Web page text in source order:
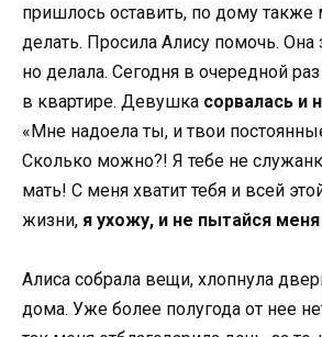
пришлось оставить, по дому также
делать. Просила Алису помочь. Она
но делала. Сегодня в очередной
в квартире. Девушка сорвалась и
«Мне надоела ты, и твои
Сколько можно?! Я тебе не
мать! С меня хватит тебя и всей
жизни, я ухожу, и не пытайся
Алиса собрала вещи, хлопнула
дома. Уже более полугода от нее